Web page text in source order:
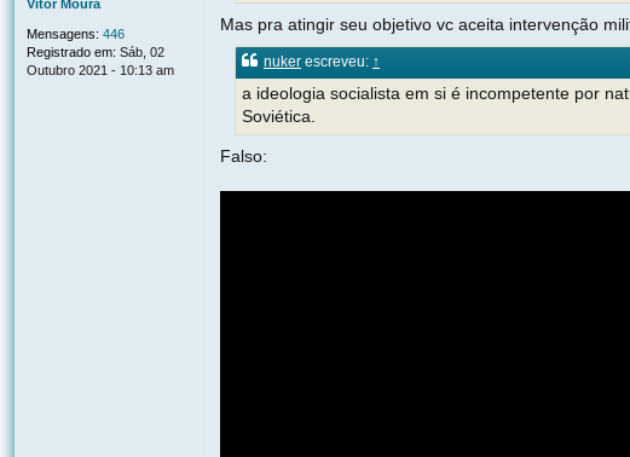
Vitor Moura
Mensagens: 446
Registrado em: Sáb, 02
Outubro 2021 - 10:13 am
e
m
Mas pra atingir seu objetivo vc aceita intervenção
nuker escreveu: ↑
a ideologia socialista em si é incompetente por
Soviética.
Falso: